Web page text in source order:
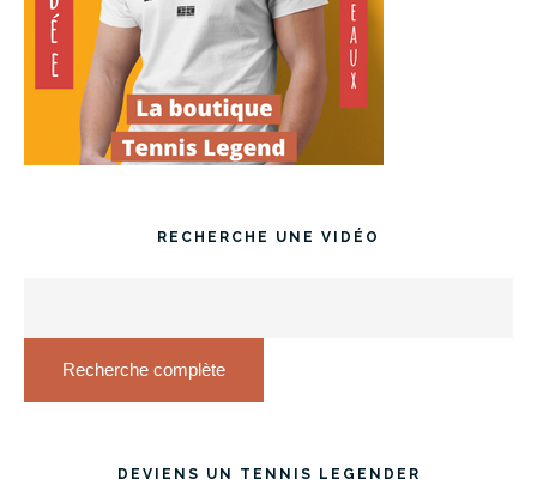
RECHERCHE UNE VIDÉO
Recherche complète
DEVIENS UN TENNIS LEGENDER